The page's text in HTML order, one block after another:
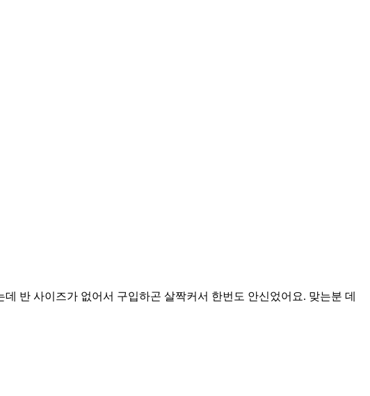
반 사이즈가 없어서 구입하곤 살짝커서 한번도 안신었어요. 맞는분 데